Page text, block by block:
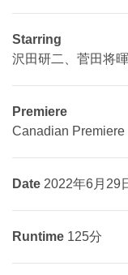
Starring
沢田研二、菅田将
Premiere
Canadian Premiere
Date 2022年6月29
Runtime 125分